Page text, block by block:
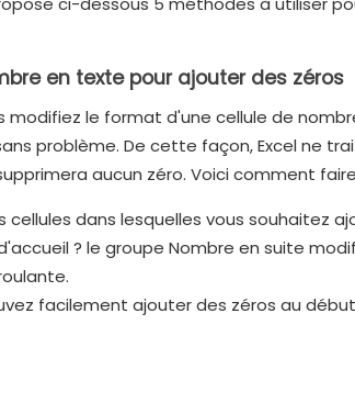
en texte pour ajouter des zéros
modifiez le format d'une cellule de
problème. De cette façon, Excel ne
aucun zéro. Voici comment
cellules dans lesquelles vous souhaitez
? le groupe Nombre en suite
facilement ajouter des zéros au